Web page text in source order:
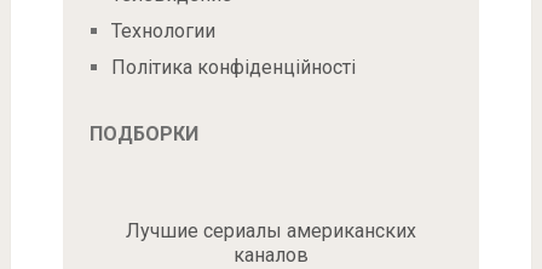
Технологии
Політика конфіденційності
ПОДБОРКИ
Лучшие сериалы американских
каналов